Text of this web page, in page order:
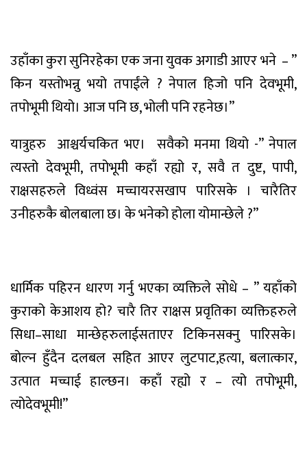
उहाँकाकुरासुनिरहेकाएकजनायुवकअगाडीआएरभने– ”
किन यस्तोभन्नु भयो तपाईंले?नेपाल हिजो पनि देवभूमी,
तपोभूमीथियो। आजपनिछ,भोलीपनिरहनेछ।”
यात्रुहरु आश्चर्यचकित भए। सवैको मनमा थियो-”नेपाल
त्यस्तो देवभूमी, तपोभूमी कहाँ रह्यो र, सवै त दुष्ट,पापी,
राक्षसहरुले विध्वंस मच्चायरसखाप पारिसके । चारैतिर
उनीहरुकैबोलबालाछ। केभनेकोहोलायोमान्छेले?”
धार्मिक पहिरन धारण गर्नु भएका व्यक्तिले सोधे– ”यहाँको
कुराको केआशयहो? चारैतिर राक्षसप्रवृतिका व्यक्तिहरुले
सिधा–साधा मान्छेहरुलाईसताएर टिकिनसक्नु पारिसके।
बोल्न हुँदैन दलबल सहित आएर लुटपाट,हत्या,बलात्कार,
उत्पात मच्चाई हाल्छन। कहाँ रह्यो र– त्यो तपोभूमी,
त्योदेवभूमी!”